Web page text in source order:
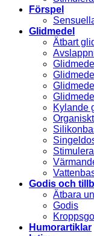
Förspel
Glidmedel
Ätbart
Kylande
Organiskt
Godis och
Ätbara
Godis
Humorartiklar